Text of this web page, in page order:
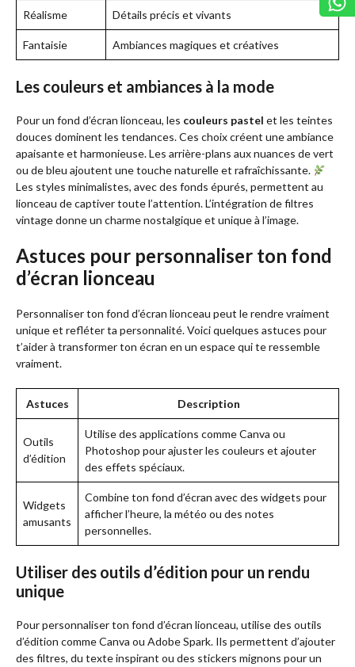
Réalisme Détails précis et vivants
Fantaisie Ambiances magiques et créatives
Les couleurs et ambiances à la mode
Pour un fond d’écran lionceau, les couleurs pastel et les teintes
douces dominent les tendances. Ces choix créent une ambiance
apaisante et harmonieuse. Les arrière-plans aux nuances de vert
ou de bleu ajoutent une touche naturelle et rafraîchissante.
Les styles minimalistes, avec des fonds épurés, permettent au
lionceau de captiver toute l’attention. L’intégration de filtres
vintage donne un charme nostalgique et unique à l’image.
Astuces pour personnaliser ton fond
d’écran lionceau
Personnaliser ton fond d’écran lionceau peut le rendre vraiment
unique et refléter ta personnalité. Voici quelques astuces pour
t’aider à transformer ton écran en un espace qui te ressemble
vraiment.
Astuces Description
Outils
d’édition
Utilise des applications comme Canva ou
Photoshop pour ajuster les couleurs et ajouter
des effets spéciaux.
Widgets
amusants
Combine ton fond d’écran avec des widgets pour
afficher l’heure, la météo ou des notes
personnelles.
Utiliser des outils d’édition pour un rendu
unique
Pour personnaliser ton fond d’écran lionceau, utilise des outils
d’édition comme Canva ou Adobe Spark. Ils permettent d’ajouter
des filtres, du texte inspirant ou des stickers mignons pour un